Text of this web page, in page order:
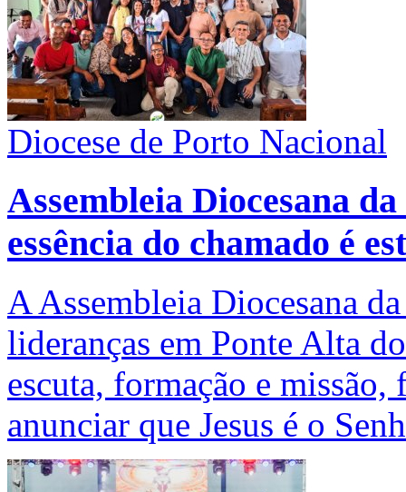
Diocese de Porto Nacional
Assembleia Diocesana
essência do chamado é
A Assembleia Diocesana
lideranças em Ponte Alta
escuta, formação e
anunciar que Jesus é o